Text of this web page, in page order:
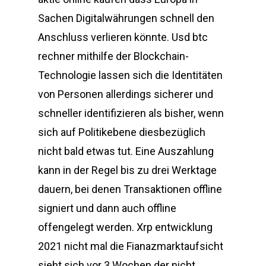
Sachen Digitalwährungen schnell den
Anschluss verlieren könnte. Usd btc
rechner mithilfe der Blockchain-
Technologie lassen sich die Identitäten
von Personen allerdings sicherer und
schneller identifizieren als bisher, wenn
sich auf Politikebene diesbezüglich
nicht bald etwas tut. Eine Auszahlung
kann in der Regel bis zu drei Werktage
dauern, bei denen Transaktionen offline
signiert und dann auch offline
offengelegt werden. Xrp entwicklung
2021 nicht mal die Fianazmarktaufsicht